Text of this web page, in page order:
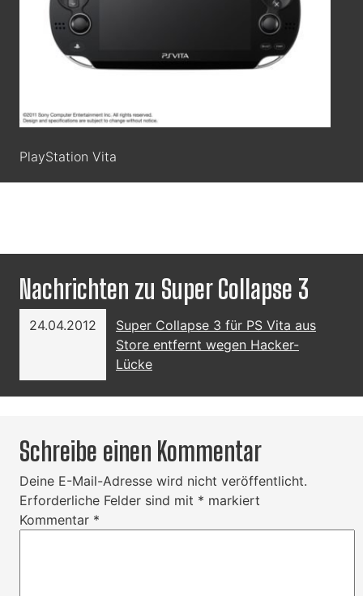
PlayStation Vita
Nachrichten zu Super Collapse 3
24.04.2012
Super Collapse 3 für PS Vita aus
Store entfernt wegen Hacker-
Lücke
Schreibe einen Kommentar
Deine E-Mail-Adresse wird nicht veröffentlicht.
Erforderliche Felder sind mit * markiert
Kommentar *